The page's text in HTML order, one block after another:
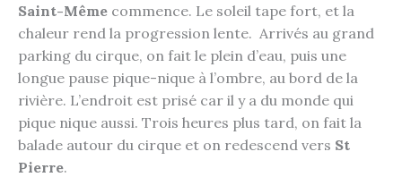
Saint-Même commence. Le soleil tape fort, et la
chaleur rend la progression lente. Arrivés au grand
parking du cirque, on fait le plein d’eau, puis une
longue pause pique-nique à l’ombre, au bord de la
rivière. L’endroit est prisé car il y a du monde qui
pique nique aussi. Trois heures plus tard, on fait la
balade autour du cirque et on redescend vers St
Pierre.